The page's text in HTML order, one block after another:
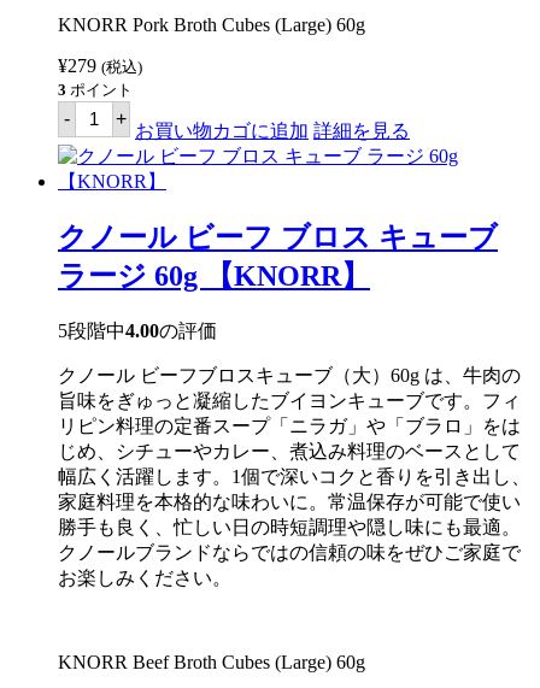
KNORR Pork Broth Cubes (Large) 60g
¥279 (税込)
3 ポイント
- ク
ノ
ー
ル
ポ
ク
ブ
ロ
ス
ュ
ー
ラ
ー
ジ
60g
【KNORR】
個
+
お買い物カゴに追加 詳細を見る
クノール ビーフ ブロス キューブ
ラージ 60g 【KNORR】
5段階中4.00の評価
クノール ビーフブロスキューブ（大）60g は、牛肉の
旨味をぎゅっと凝縮したブイヨンキューブです。フィ
リピン料理の定番スープ「ニラガ」や「ブラロ」をは
じめ、シチューやカレー、煮込み料理のベースとして
幅広く活躍します。1個で深いコクと香りを引き出し、
家庭料理を本格的な味わいに。常温保存が可能で使い
勝手も良く、忙しい日の時短調理や隠し味にも最適。
クノールブランドならではの信頼の味をぜひご家庭で
お楽しみください。
KNORR Beef Broth Cubes (Large) 60g